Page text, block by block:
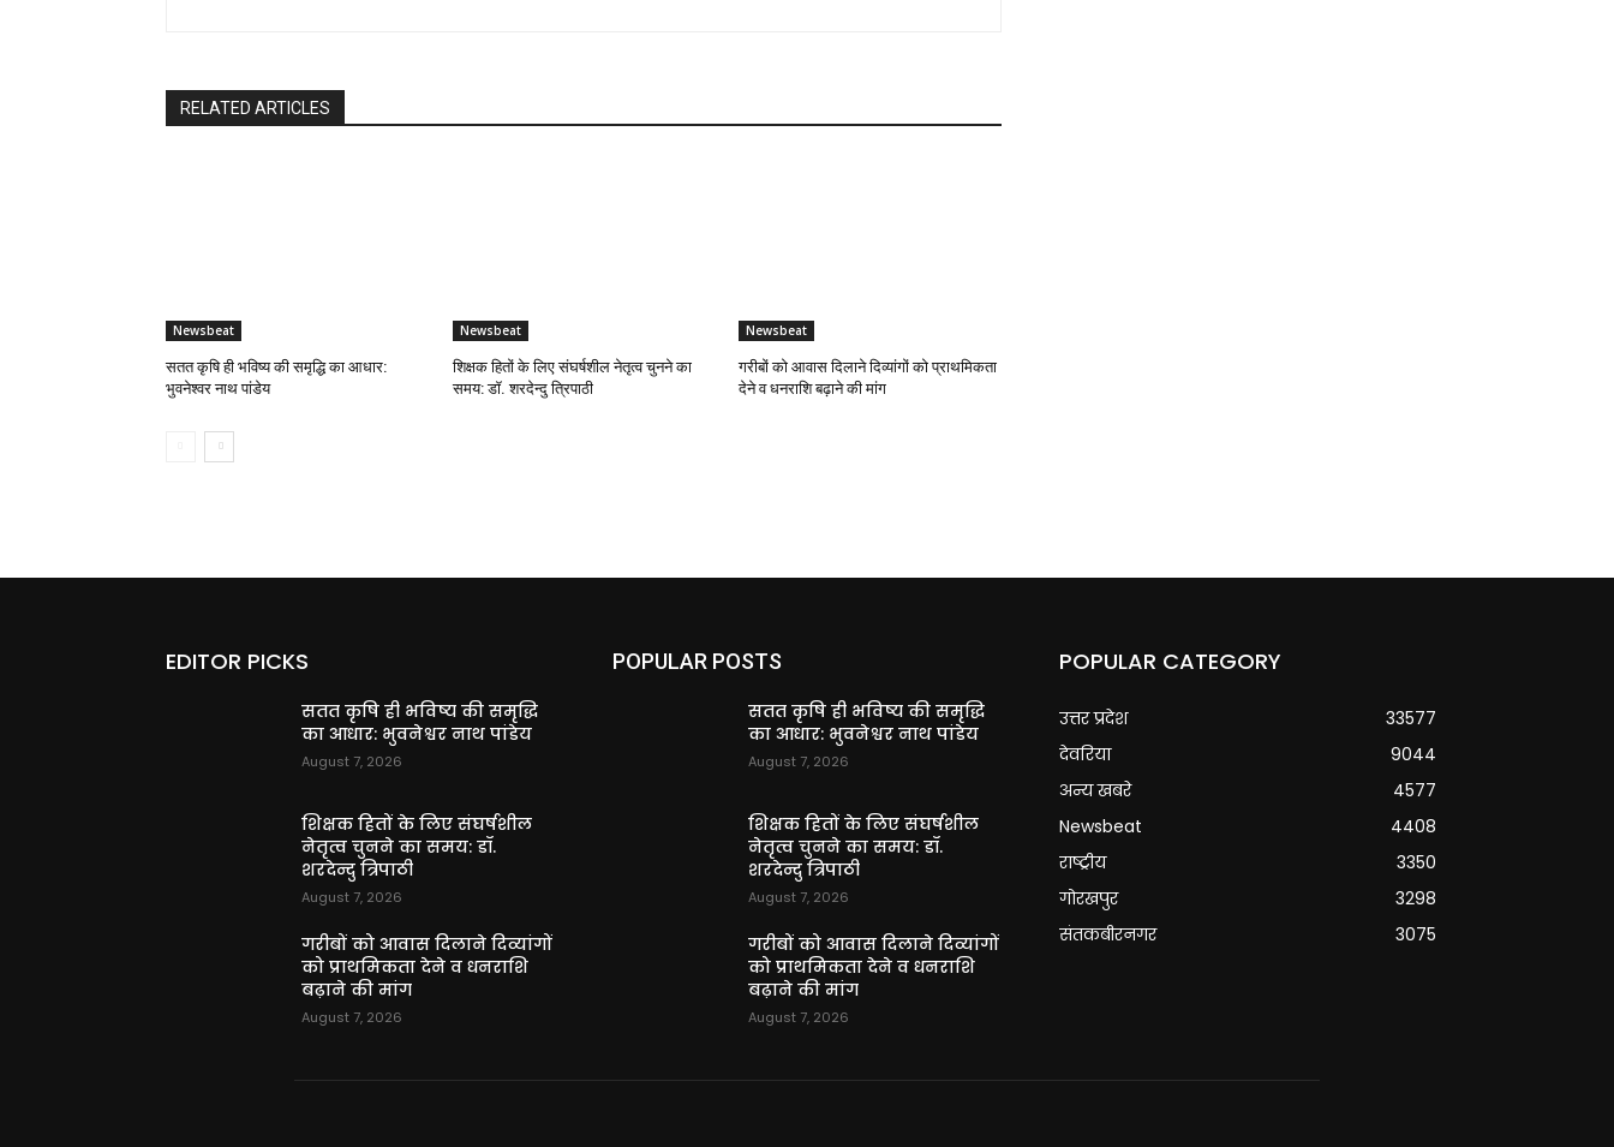
RELATED ARTICLES
Newsbeat
सतत कृषि ही भविष्य की समृद्धि का आधार:
भुवनेश्वर नाथ पांडेय
Newsbeat
शिक्षक हितों के लिए संघर्षशील नेतृत्व चुनने का
समय: डॉ. शरदेन्दु त्रिपाठी
Newsbeat
गरीबों को आवास दिलाने दिव्यांगों को प्राथमिकता
देने व धनराशि बढ़ाने की मांग
EDITOR PICKS
सतत कृषि ही भविष्य की समृद्धि
का आधार: भुवनेश्वर नाथ पांडेय
August 7, 2026
शिक्षक हितों के लिए संघर्षशील
नेतृत्व चुनने का समय: डॉ.
शरदेन्दु त्रिपाठी
August 7, 2026
गरीबों को आवास दिलाने दिव्यांगों
को प्राथमिकता देने व धनराशि
बढ़ाने की मांग
August 7, 2026
POPULAR POSTS
सतत कृषि ही भविष्य की समृद्धि
का आधार: भुवनेश्वर नाथ पांडेय
August 7, 2026
शिक्षक हितों के लिए संघर्षशील
नेतृत्व चुनने का समय: डॉ.
शरदेन्दु त्रिपाठी
August 7, 2026
गरीबों को आवास दिलाने दिव्यांगों
को प्राथमिकता देने व धनराशि
बढ़ाने की मांग
August 7, 2026
POPULAR CATEGORY
उत्तर प्रदेश
33577
देवरिया
9044
अन्य खबरे
4577
Newsbeat
4408
राष्ट्रीय
3350
गोरखपुर
3298
संतकबीरनगर
3075